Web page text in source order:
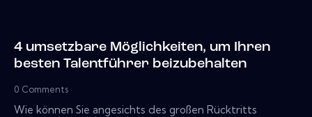
4 umsetzbare Möglichkeiten, um Ihren
besten Talentführer beizubehalten
0 Comments
Wie können Sie angesichts des großen Rücktritts